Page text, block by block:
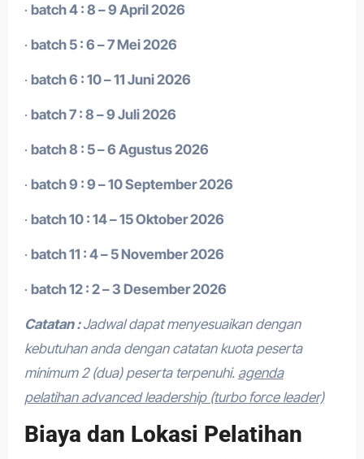
· batch 4 : 8 – 9 April 2026
· batch 5 : 6 – 7 Mei 2026
· batch 6 : 10 – 11 Juni 2026
· batch 7 : 8 – 9 Juli 2026
· batch 8 : 5 – 6 Agustus 2026
· batch 9 : 9 – 10 September 2026
· batch 10 : 14 – 15 Oktober 2026
· batch 11 : 4 – 5 November 2026
· batch 12 : 2 – 3 Desember 2026
Catatan :Jadwal dapat menyesuaikan dengan
kebutuhan anda dengan catatan kuota peserta
minimum 2 (dua) peserta terpenuhi. agenda
pelatihan advanced leadership (turbo force leader)
Biaya dan Lokasi Pelatihan